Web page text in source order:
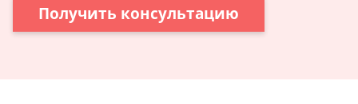
Получить консультацию